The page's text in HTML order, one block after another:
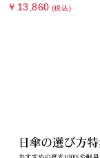
￥13,860 (税込)